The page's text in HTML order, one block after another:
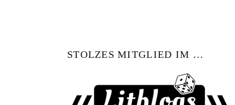
STOLZES MITGLIED IM …